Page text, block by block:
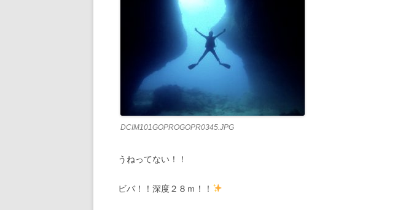
DCIM101GOPROGOPR0345.JPG
うねってない！！
ビバ！！深度２８ｍ！！